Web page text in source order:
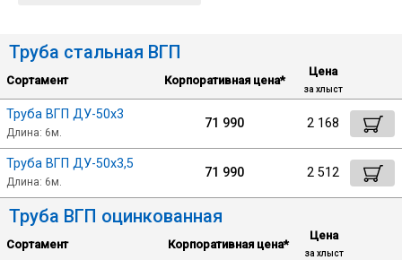
Полоса
Катанка
Круг
Профлист
Труба стальная ВГП
Сортамент Корпоративная цена*
Цена
за хлыст
Труба ВГП ДУ-50х3
Длина: 6м.
71 990 2 168
Труба ВГП ДУ-50х3,5
Длина: 6м.
71 990 2 512
Труба ВГП оцинкованная
Сортамент Корпоративная цена*
Цена
за хлыст